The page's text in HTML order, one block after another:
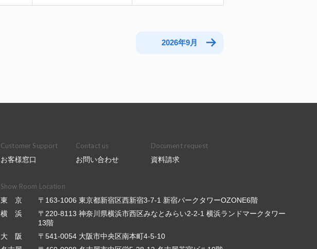
2026年9月
Customer Support
お客様窓口
Contact us
お問い合わせ
Document request
資料請求
Show Room Location
東 京
〒163-1006 東京都新宿区西新宿3-7-1 新宿パークタワーOZONE6階
横 浜
〒220-8113 神奈川県横浜市西区みなとみらい2-2-1 横浜ランドマークタワー
13階
大 阪
〒541-0054 大阪市中央区南本町4-5-10